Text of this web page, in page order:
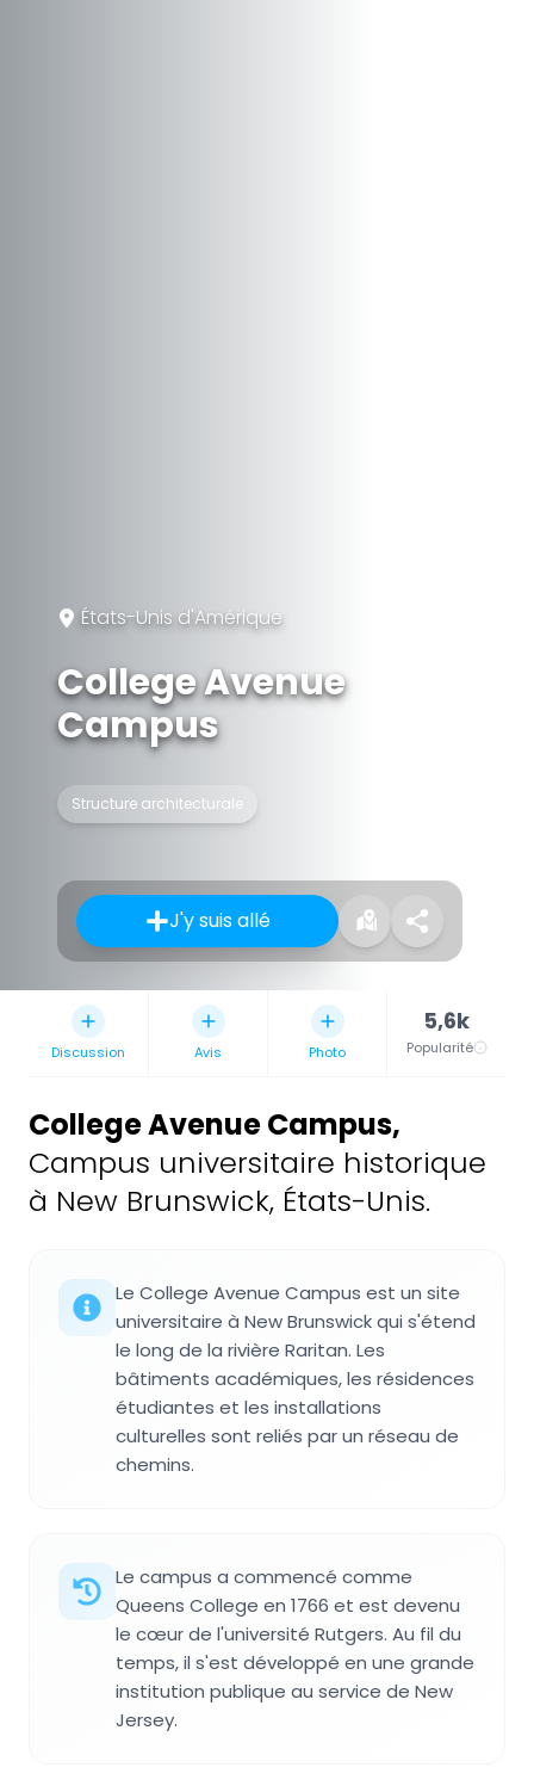
États-Unis d'Amérique
College Avenue
Campus
Structure architecturale
J'y suis allé
Discussion Avis Photo
5,6k
Popularité
College Avenue Campus,
Campus universitaire historique
à New Brunswick, États-Unis.
Le College Avenue Campus est un site
universitaire à New Brunswick qui s'étend
le long de la rivière Raritan. Les
bâtiments académiques, les résidences
étudiantes et les installations
culturelles sont reliés par un réseau de
chemins.
Le campus a commencé comme
Queens College en 1766 et est devenu
le cœur de l'université Rutgers. Au fil du
temps, il s'est développé en une grande
institution publique au service de New
Jersey.